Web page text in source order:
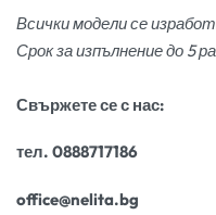
Всички модели се
Срок за изпълнение до 5
Свържете се с нас:
тел. 0888717186
office@nelita.bg